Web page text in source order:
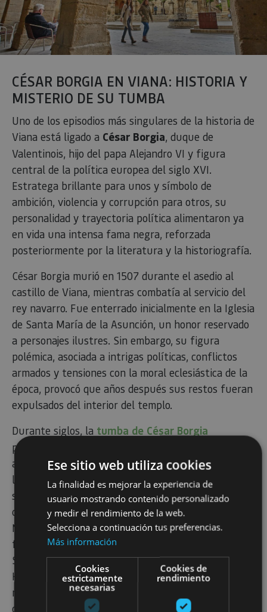
CÉSAR BORGIA EN VIANA: HISTORIA Y
MISTERIO DE SU TUMBA
Uno de los episodios más singulares de la historia de
Viana está ligado a César Borgia, duque de
Valentinois, hijo del papa Alejandro VI y figura
central de la política europea del siglo XVI.
Estratega brillante para unos y símbolo de
ambición, violencia y corrupción para otros, su
personalidad y trayectoria política alimentaron ya
en vida una intensa fama negra, reforzada
posteriormente por la literatura y la historiografía.
César Borgia murió en 1507 durante el asedio al
castillo de Viana, mientras combatía al servicio del
rey navarro. Fue enterrado inicialmente en la Iglesia
de Santa María de la Asunción, un honor reservado
a personajes ilustres. Sin embargo, su figura
polémica, asociada a intrigas políticas, conflictos
armados y tensiones con la moral eclesiástica de la
época, provocó que años después sus restos fueran
expulsados del interior del templo.
Durante siglos, la tumba de César Borgia
permaneció en el exterior, a ras de suelo y sin
apenas señalización, una circunstancia que dio
lugar a numerosas leyendas e interpretaciones
simbólicas, entendidas popularmente como un
castigo eterno a su vida ambiciosa y controvertida.
No fue hasta finales del siglo XX cuando sus restos
fueron dignificados y ubicados nuevamente junto a
Santa María, aunque fuera del interior del templo.
Hoy, la tumba de César Borgia es uno de los puntos
más visitados de Viana y un poderoso símbolo de la
compleja relación entre poder, religión y memoria
Ese sitio web utiliza cookies
La finalidad es mejorar la experiencia de
usuario mostrando contenido personalizado
y medir el rendimiento de la web.
Selecciona a continuación tus preferencias.
Más información
Cookies
estrictamente
necesarias
Cookies de
rendimiento